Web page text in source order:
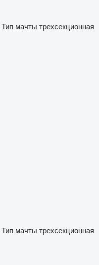
Тип мачты трехсекционная
Тип мачты трехсекционная